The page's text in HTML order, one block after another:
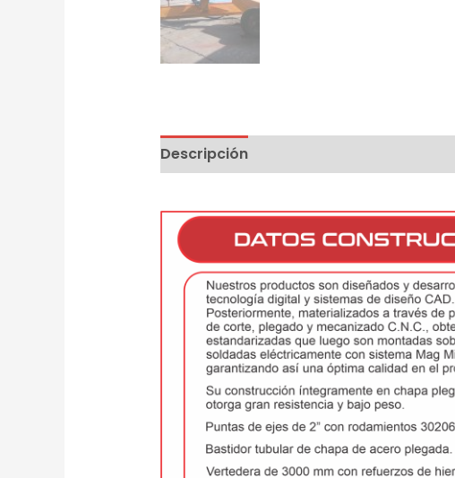
Descripción